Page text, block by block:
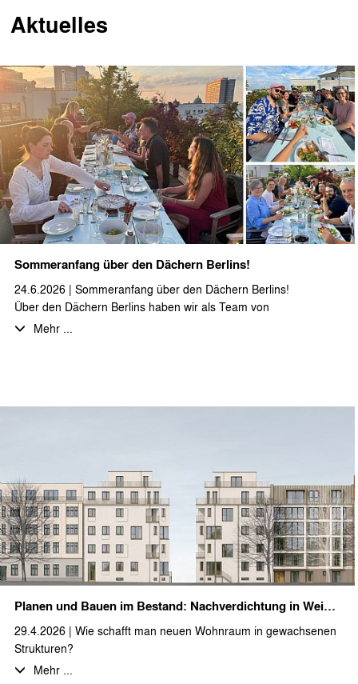
Aktuelles
Sommeranfang über den Dächern Berlins!
24.6.2026 | Sommeranfang über den Dächern Berlins!
Über den Dächern Berlins haben wir als Team von
stæhr+partner architekten zusammen auf den Sommeranfang
kühlen Kopf.
Mehr ...
Planen und Bauen im Bestand: Nachverdichtung in Weißensee
29.4.2026 | Wie schafft man neuen Wohnraum in gewachsenen
Strukturen?
Wir freuen uns, ein spannendes Projekt im Herzen Berlins zu
Mehr ...